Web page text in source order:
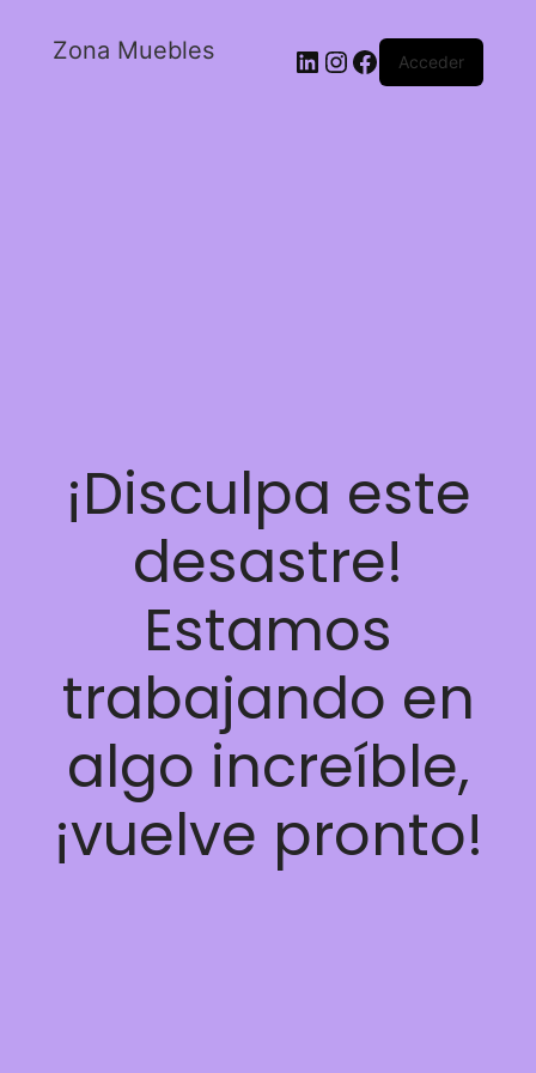
Zona Muebles Acceder
¡Disculpa este
desastre!
Estamos
trabajando en
algo increíble,
¡vuelve pronto!